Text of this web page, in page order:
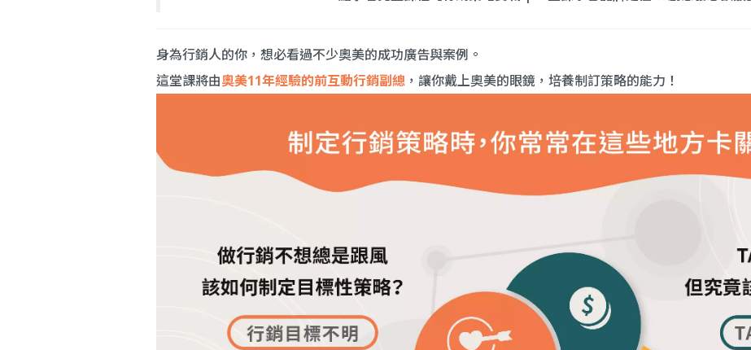
身為行銷人的你，想必看過不少奧美的成功廣告與案例。
這堂課將由奧美11年經驗的前互動行銷副總 ，讓你戴上奧美的眼鏡，培養制訂策略的能力！